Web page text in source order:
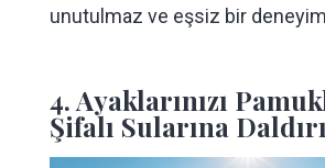
unutulmaz ve eşsiz bir
4. Ayaklarınızı
Şifalı Sularına